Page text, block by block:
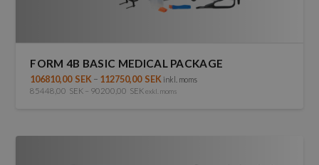
FORM 4B BASIC MEDICAL PACKAGE
106810,00 SEK – 112750,00 SEK inkl. moms
85448,00 SEK – 90200,00 SEK exkl. moms